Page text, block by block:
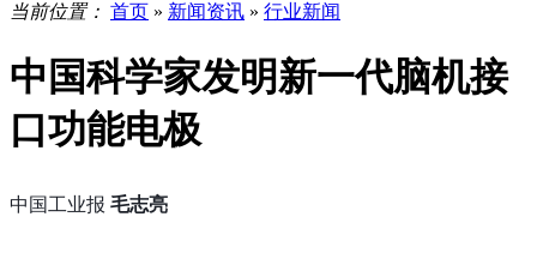
当前位置： 首页 » 新闻资讯 » 行业新闻
中国科学家发明新一代脑机接
口功能电极
中国工业报 毛志亮